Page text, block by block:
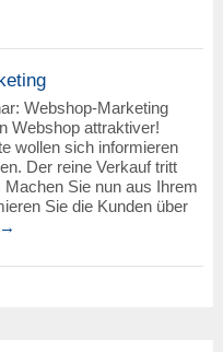
Webshop-Marketing
Webshop attraktiver!
wollen sich informieren
Der reine Verkauf tritt
Sie nun aus Ihrem
Sie die Kunden über